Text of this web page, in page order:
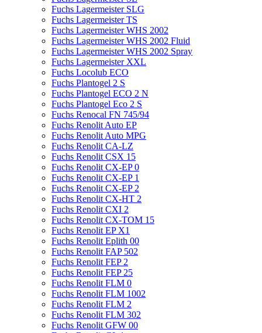
Fuchs Lagermeister SLG
Fuchs Lagermeister TS
Fuchs Lagermeister WHS 2002
Fuchs Lagermeister WHS 2002 Fluid
Fuchs Lagermeister WHS 2002 Spray
Fuchs Lagermeister XXL
Fuchs Locolub ECO
Fuchs Plantogel 2 S
Fuchs Plantogel ECO 2 N
Fuchs Plantogel Eco 2 S
Fuchs Renocal FN 745/94
Fuchs Renolit Auto EP
Fuchs Renolit Auto MPG
Fuchs Renolit CA-LZ
Fuchs Renolit CSX 15
Fuchs Renolit CX-EP 0
Fuchs Renolit CX-EP 1
Fuchs Renolit CX-EP 2
Fuchs Renolit CX-HT 2
Fuchs Renolit CXI 2
Fuchs Renolit CX-TOM 15
Fuchs Renolit EP X1
Fuchs Renolit Eplith 00
Fuchs Renolit FAP 502
Fuchs Renolit FEP 2
Fuchs Renolit FEP 25
Fuchs Renolit FLM 0
Fuchs Renolit FLM 1002
Fuchs Renolit FLM 2
Fuchs Renolit FLM 302
Fuchs Renolit GFW 00